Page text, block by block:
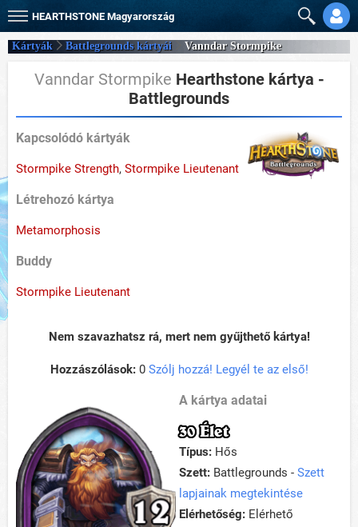
HEARTHSTONE Magyarország
Kártyák Battlegrounds kártyái Vanndar Stormpike
Vanndar Stormpike Hearthstone kártya -
Battlegrounds
Kapcsolódó kártyák
Stormpike Strength, Stormpike Lieutenant
Létrehozó kártya
Metamorphosis
Buddy
Stormpike Lieutenant
Nem szavazhatsz rá, mert nem gyűjthető kártya!
Hozzászólások:0 Szólj hozzá! Legyél te az első!
A kártya adatai
30 Élet
Típus: Hős
Szett: Battlegrounds - Szett
lapjainak megtekintése
Elérhetőség: Elérhető